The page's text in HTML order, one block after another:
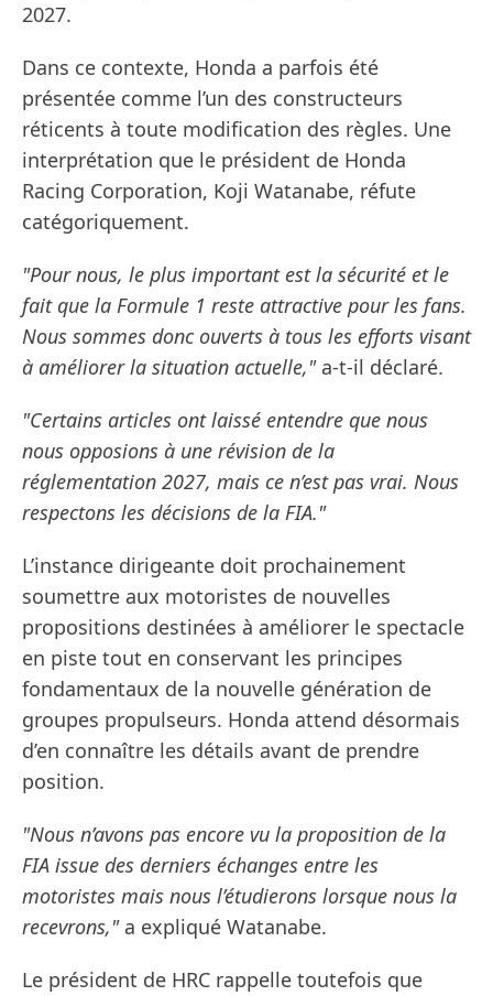
2027.
Dans ce contexte, Honda a parfois été
présentée comme l’un des constructeurs
réticents à toute modification des règles. Une
interprétation que le président de Honda
Racing Corporation, Koji Watanabe, réfute
catégoriquement.
"Pour nous, le plus important est la sécurité et le
fait que la Formule 1 reste attractive pour les fans.
Nous sommes donc ouverts à tous les efforts visant
à améliorer la situation actuelle,"a-t-il déclaré.
"Certains articles ont laissé entendre que nous
nous opposions à une révision de la
réglementation 2027, mais ce n’est pas vrai. Nous
respectons les décisions de la FIA."
L’instance dirigeante doit prochainement
soumettre aux motoristes de nouvelles
propositions destinées à améliorer le spectacle
en piste tout en conservant les principes
fondamentaux de la nouvelle génération de
groupes propulseurs. Honda attend désormais
d’en connaître les détails avant de prendre
position.
"Nous n’avons pas encore vu la proposition de la
FIA issue des derniers échanges entre les
motoristes mais nous l’étudierons lorsque nous la
recevrons,"a expliqué Watanabe.
Le président de HRC rappelle toutefois que